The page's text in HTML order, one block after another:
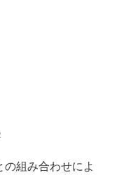
組み合わせによ